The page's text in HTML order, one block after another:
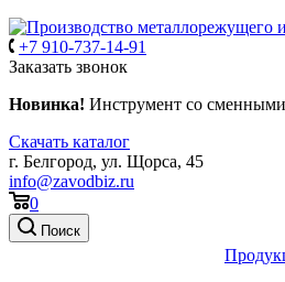
+7 910-737-14-91
Заказать звонок
Новинка! Инструмент со
Скачать каталог
г. Белгород, ул. Щорса, 45
info@zavodbiz.ru
0
Поиск